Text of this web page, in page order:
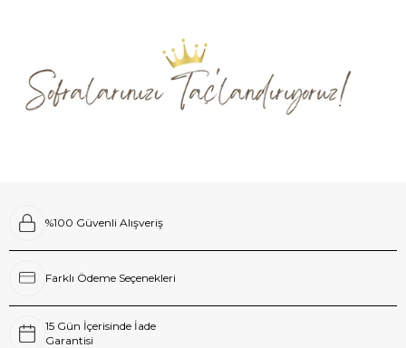
%100 Güvenli Alışveriş
Farklı Ödeme Seçenekleri
15 Gün İçerisinde İade
Garantisi